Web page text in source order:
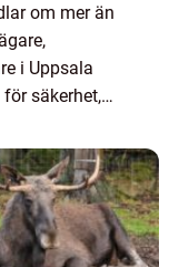
om mer än
i Uppsala
säkerhet,
tjäle oc...